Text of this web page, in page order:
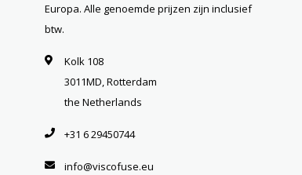
Europa. Alle genoemde prijzen zijn inclusief
btw.
Kolk 108
3011MD, Rotterdam
the Netherlands
+31 6 29450744
info@viscofuse.eu